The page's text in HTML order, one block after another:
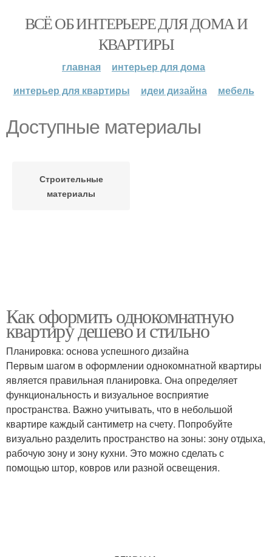
ВСЁ ОБ ИНТЕРЬЕРЕ ДЛЯ ДОМА И
КВАРТИРЫ
главная
интерьер для дома
интерьер для квартиры
идеи дизайна мебель
Доступные материалы
Строительные
материалы
Как оформить однокомнатную
квартиру дешево и стильно
Планировка: основа успешного дизайна
Первым шагом в оформлении однокомнатной квартиры
является правильная планировка. Она определяет
функциональность и визуальное восприятие
пространства. Важно учитывать, что в небольшой
квартире каждый сантиметр на счету. Попробуйте
визуально разделить пространство на зоны: зону отдыха,
рабочую зону и зону кухни. Это можно сделать с
помощью штор, ковров или разной освещения.